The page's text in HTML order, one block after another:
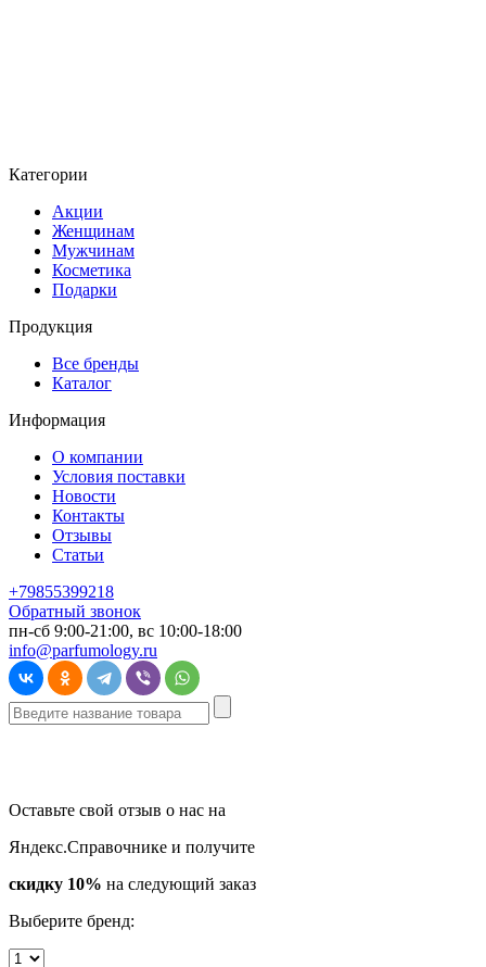
Категории
Акции
Женщинам
Мужчинам
Косметика
Подарки
Продукция
Все бренды
Каталог
Информация
О компании
Условия поставки
Новости
Контакты
Отзывы
Статьи
+79855399218
Обратный звонок
пн-сб 9:00-21:00, вс 10:00-18:00
info@parfumology.ru
Оставьте свой отзыв о нас на
Яндекс.Справочнике и получите
скидку 10% на следующий заказ
Выберите бренд: